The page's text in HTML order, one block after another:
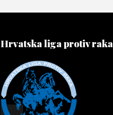
Hrvatska liga protiv raka